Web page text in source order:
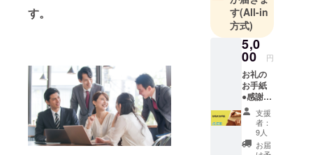
す。
す(All-in
方式)
5,0
00 円
お礼の
お手紙
●感謝を
込めた
お礼の
お手紙
を送ら
せてい
支援
者：
9人
お届